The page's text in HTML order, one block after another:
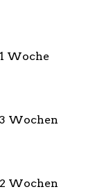
Woche
Wochen
Wochen